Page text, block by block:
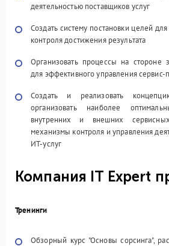
деятельностью поставщиков услуг
Создать систему постановки целей
контроля достижения результата
Организовать процессы на стороне
для эффективного управления сервис-
Создать и реализовать
организовать наиболее
внутренних и внешних
механизмы контроля и управления
ИТ-услуг
Компания IT Expert
Тренинги
Обзорный курс "Основы сорсинга",